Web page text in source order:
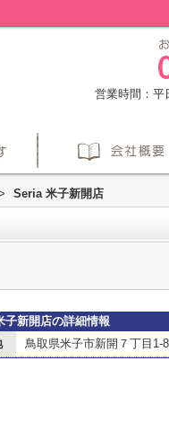
営業時間：平
Seria 米子新開店
子新開店の詳細情報
鳥取県米子市新開７丁目1-8